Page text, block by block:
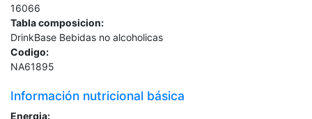
16066
Tabla composicion:
DrinkBase Bebidas no alcoholicas
Codigo:
NA61895
Información nutricional básica
Energia: